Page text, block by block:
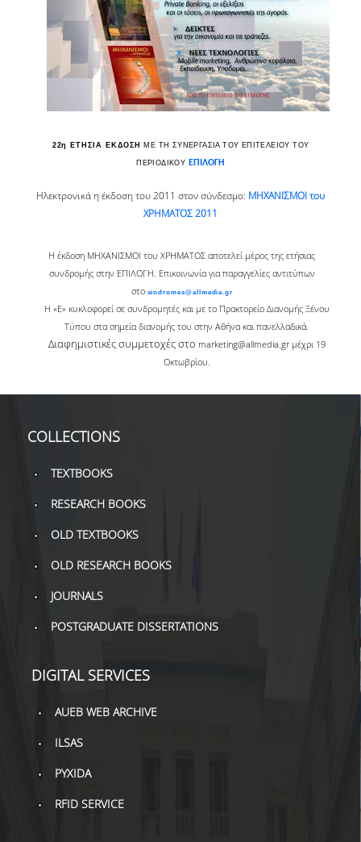
TOOLS
LIBRARY GUIDES
REFERENCES
SCOPUS
INCITES JOURNAL
CITATION REPORTS
AUEB WEB ARCHIVE
SYNERGIES
H.E.LI.N.
22η ΕΤΗΣΙΑ ΕΚΔΟΣΗ ΜΕ ΤΗ ΣΥΝΕΡΓΑΣΙΑ ΤΟΥ ΕΠΙΤΕΛΕΙΟΥ ΤΟΥ
ΠΕΡΙΟΔΙΚΟΥ ΕΠΙΛΟΓΗ
Ηλεκτρονικά η έκδοση του 2011 στον σύνδεσμο: ΜΗΧΑΝΙΣΜΟΙ του
ΧΡΗΜΑΤΟΣ 2011
H έκδοση ΜHΧANIΣΜΟΙ του ΧΡΗΜΑΤΟΣ αποτελεί μέρος της ετήσιας
συνδρομής στην ΕΠΙΛΟΓΗ. Επικοινωνία για παραγγελίες αντιτύπων
στο sindromes@allmedia.gr
Η «Ε» κυκλοφορεί σε συνδρομητές και με το Πρακτορείο Διανομής Ξένου
Τύπου στα σημεία διανομής του στην Αθήνα και πανελλαδικά.
Διαφημιστικές συμμετοχές στο marketing@allmedia.grμέχρι 19
Οκτωβρίου.
COLLECTIONS
TEXTBOOKS
RESEARCH BOOKS
OLD TEXTBOOKS
OLD RESEARCH BOOKS
JOURNALS
POSTGRADUATE DISSERTATIONS
DIGITAL SERVICES
AUEB WEB ARCHIVE
ILSAS
PYXIDA
RFID SERVICE